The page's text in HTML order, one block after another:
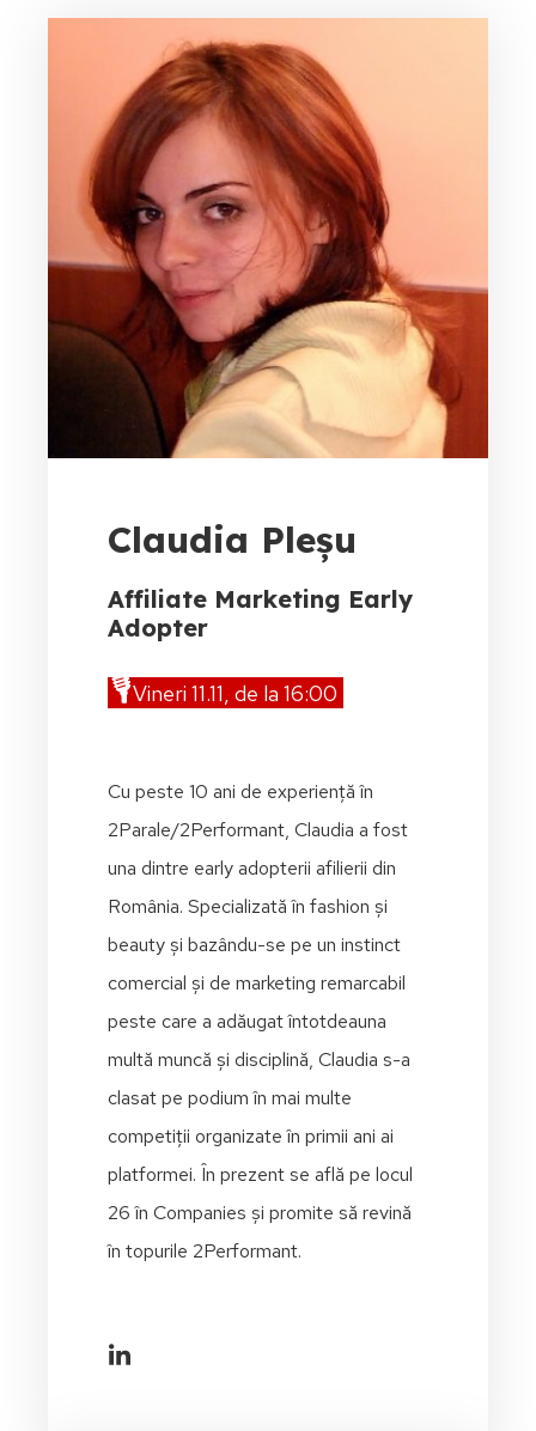
Claudia Pleșu
Affiliate Marketing Early
Adopter
🎙️Vineri 11.11, de la 16:00
Cu peste 10 ani de experiență în
2Parale/2Performant, Claudia a fost
una dintre early adopterii afilierii din
România. Specializată în fashion și
beauty și bazându-se pe un instinct
comercial și de marketing remarcabil
peste care a adăugat întotdeauna
multă muncă și disciplină, Claudia s-a
clasat pe podium în mai multe
competiții organizate în primii ani ai
platformei. În prezent se află pe locul
26 în Companies și promite să revină
în topurile 2Performant.